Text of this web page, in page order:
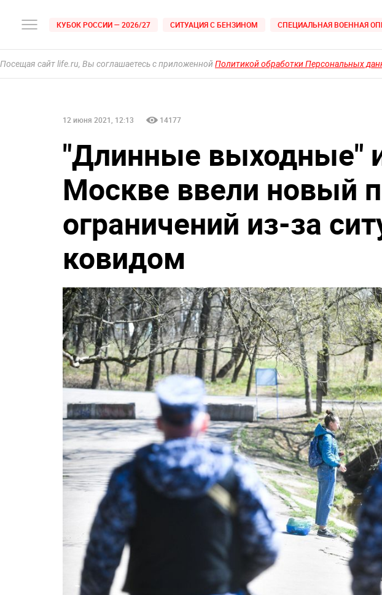
КУБОК РОССИИ — 2026/27 СИТУАЦИЯ С БЕНЗИНОМ СПЕЦИАЛЬНАЯ ВОЕННАЯ
Посещая сайт life.ru, Вы соглашаетесь с приложеннойПолитикой обработки Персональных
12 июня 2021, 12:13 14177
"Длинные выходные"
Москве ввели новый
ограничений из-за
ковидом